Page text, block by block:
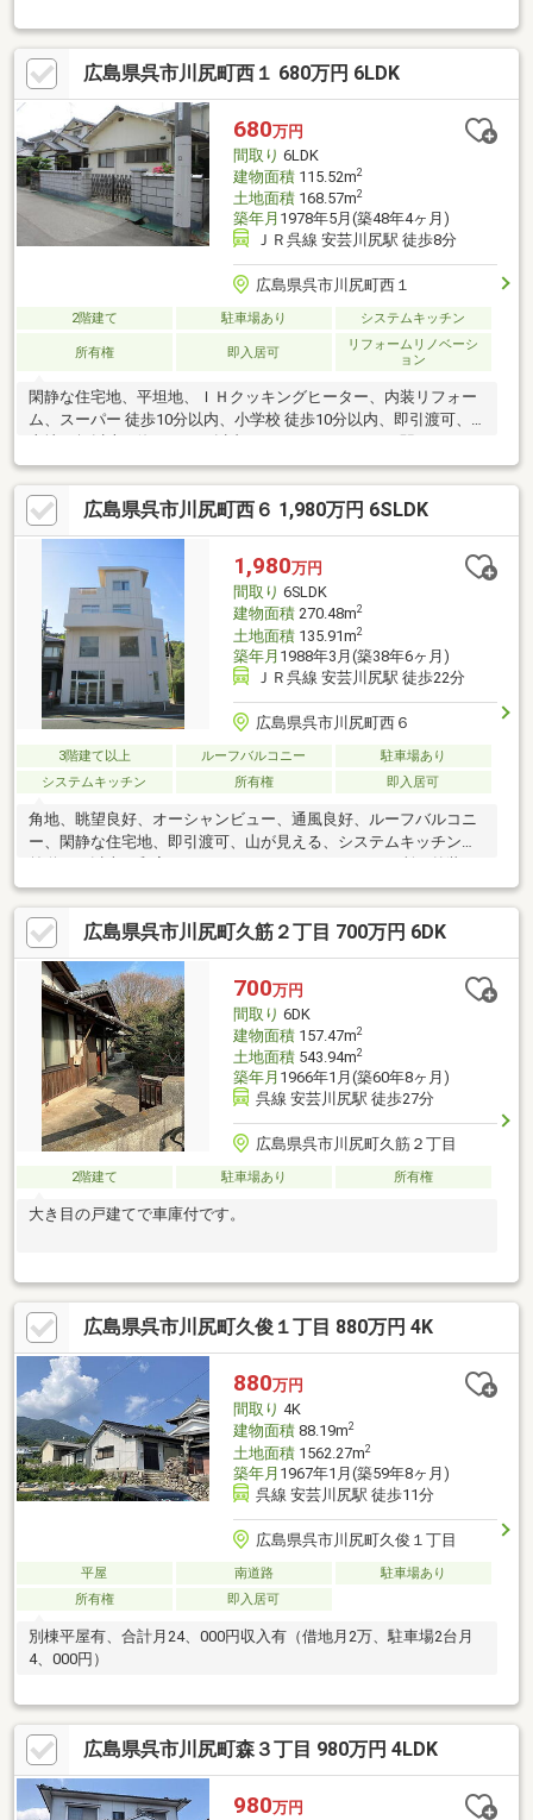
朝 日 住 宅 □*■*□*■●おかげさまで創業６０年を迎えまし
た。引続き『安心・安全』のお取次ぎをさせて頂きます。●弊社
の営業スタッフは全員『宅地建物取引士』を保持しており不動
産・住宅ローンなど、お気軽にご相談ください。 なお、弊社で
はしつこい営業活動は行っておりません。
広島県呉市川尻町西１ 680万円 6LDK
680万円
間取り 6LDK
建物面積115.52m2
土地面積168.57m2
築年月 1978年5月(築48年4ヶ月)
ＪＲ呉線 安芸川尻駅 徒歩8分
広島県呉市川尻町西１
2階建て 駐車場あり システムキッチン
所有権 即入居可
リフォームリノベーシ
ョン
閑静な住宅地、平坦地、ＩＨクッキングヒーター、内装リフォー
ム、スーパー 徒歩10分以内、小学校 徒歩10分以内、即引渡可、
坦、和室、整形地、ハイルーフ駐車場、３面採光、２階建、南面
バルコニー、オートバス、浴室に窓、緑豊かな住宅地、前面棟
無、通風良好、開発分譲地内、区画整理地内、納戸、周辺交通量
少なめ
広島県呉市川尻町西６ 1,980万円 6SLDK
1,980万円
間取り 6SLDK
建物面積270.48m2
土地面積135.91m2
築年月 1988年3月(築38年6ヶ月)
ＪＲ呉線 安芸川尻駅 徒歩22分
広島県呉市川尻町西６
3階建て以上 ルーフバルコニー
駐車場あり
システムキッチン
所有権 即入居可
角地、眺望良好、オーシャンビュー、通風良好、ルーフバルコニ
ー、閑静な住宅地、即引渡可、山が見える、システムキッチン、
フォーム、東南向き、オートバス、浴室に窓、吹抜け、緑豊かな
住宅地、前面棟無、３階建以上、BS・CS・CATV、平坦地
広島県呉市川尻町久筋２丁目 700万円 6DK
700万円
間取り 6DK
建物面積157.47m2
土地面積543.94m2
築年月 1966年1月(築60年8ヶ月)
呉線 安芸川尻駅 徒歩27分
広島県呉市川尻町久筋２丁目
2階建て 駐車場あり 所有権
大き目の戸建てで車庫付です。
広島県呉市川尻町久俊１丁目 880万円 4K
880万円
間取り 4K
建物面積88.19m2
土地面積1562.27m2
築年月 1967年1月(築59年8ヶ月)
呉線 安芸川尻駅 徒歩11分
広島県呉市川尻町久俊１丁目
平屋 南道路
駐車場あり
所有権
即入居可
別棟平屋有、合計月24、000円収入有（借地月2万、駐車場2台月
4、000円）
広島県呉市川尻町森３丁目 980万円 4LDK
980万円